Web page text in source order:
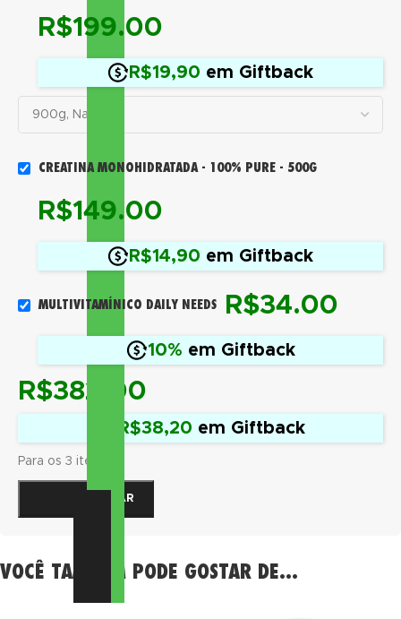
R$199.00
R$19,90 em Giftback
CREATINA MONOHIDRATADA - 100% PURE - 500G
R$149.00
R$14,90 em Giftback
MULTIVITAMÍNICO DAILY NEEDS R$34.00
10% em Giftback
R$382.00
R$38,20 em Giftback
Para os 3 itens
COMPRAR
VOCÊ TAMBÉM PODE GOSTAR DE…